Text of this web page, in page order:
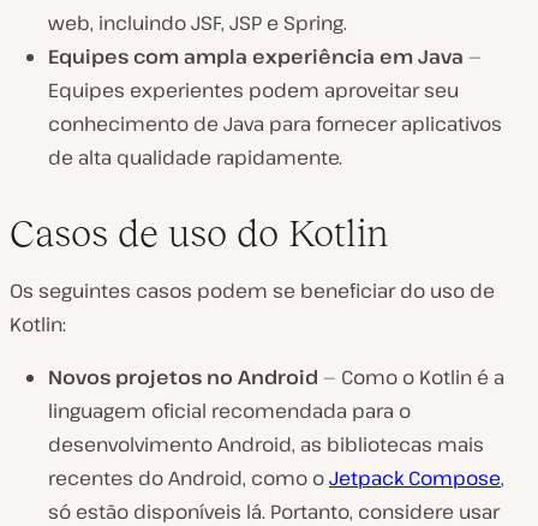
web, incluindo JSF, JSP e Spring.
Equipes com ampla experiência em Java —
Equipes experientes podem aproveitar seu
conhecimento de Java para fornecer aplicativos
de alta qualidade rapidamente.
Casos de uso do Kotlin
Os seguintes casos podem se beneficiar do uso de
Kotlin:
Novos projetos no Android — Como o Kotlin é a
linguagem oficial recomendada para o
desenvolvimento Android, as bibliotecas mais
recentes do Android, como oJetpack Compose,
só estão disponíveis lá. Portanto, considere usar